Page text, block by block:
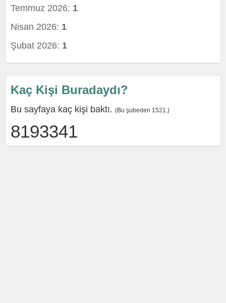
Temmuz 2026: 1
Nisan 2026: 1
Şubat 2026: 1
Kaç Kişi Buradaydı?
Bu sayfaya kaç kişi baktı. (Bu şubeden 1521.)
8193341